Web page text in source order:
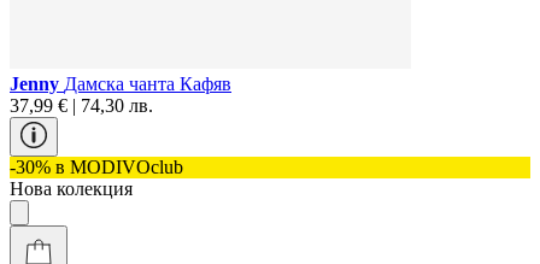
Jenny Дамска чанта Кафяв
37,99 € | 74,30 лв.
-30% в MODIVOclub
Нова колекция